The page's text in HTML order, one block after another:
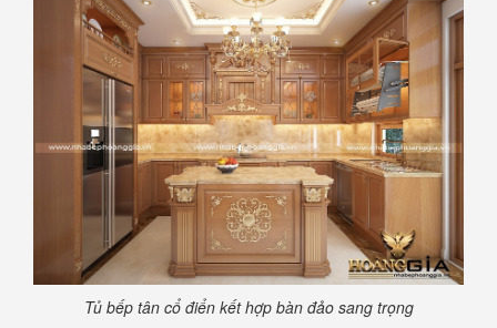
Tủ bếp tân cổ điển kết hợp bàn đảo sang trọng